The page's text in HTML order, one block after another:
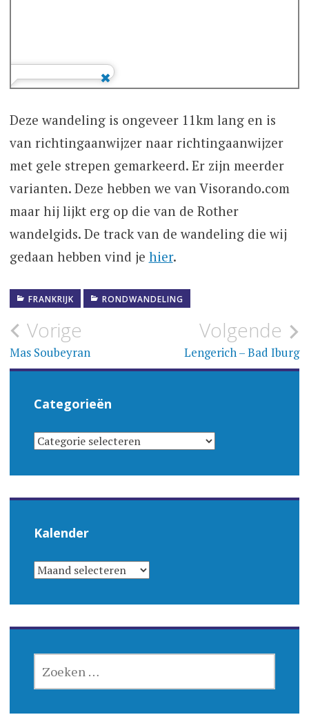
Deze wandeling is ongeveer 11km lang en is
van richtingaanwijzer naar richtingaanwijzer
met gele strepen gemarkeerd. Er zijn meerder
varianten. Deze hebben we van Visorando.com
maar hij lijkt erg op die van de Rother
wandelgids. De track van de wandeling die wij
gedaan hebben vind je hier.
FRANKRIJK RONDWANDELING
Bericht
navigatie
Vorige
Mas Soubeyran
Volgende
Lengerich – Bad Iburg
Categorieën
CATEGORIEËN
Kalender
KALENDER
NAAR: